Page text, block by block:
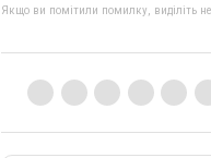
Якщо ви помітили помилку, виділіть